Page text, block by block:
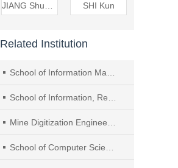
SHI Kun
Related Institution
School of Information Management，Beijing Information Science and Technology University
School of Information, Renmin University of China
Mine Digitization Engineering Research Center of the Ministry of Education
School of Computer Science and Technology, China University of Mining and Technology